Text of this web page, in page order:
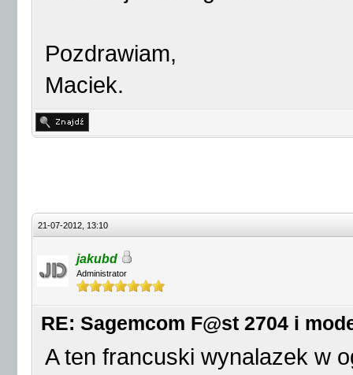
Pozdrawiam,
Maciek.
21-07-2012, 13:10
jakubd
Administrator
RE: Sagemcom F@st 2704 i
A ten francuski wynalazek w